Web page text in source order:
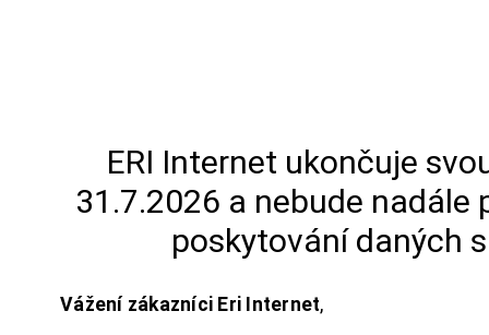
ERI Internet ukončuje
31.7.2026 a nebude nadále
poskytování daných
Vážení zákazníci Eri Internet,